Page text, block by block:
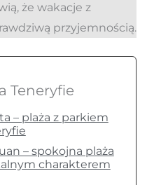
że wakacje z
przyjemnością.
Teneryfie
– plaża z parkiem
– spokojna plaża
charakterem